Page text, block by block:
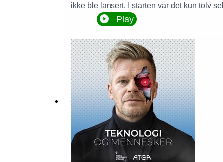
ikke ble lansert. I starten var det kun tolv
Anthropic Claude Fable 5, som er
bare to dager. I denne episoden tar vi
er Ulf Rasmussen, teknisk leder i Palo
episoden:Claude Mythos: Hva er det, og
patching og månedlige oppdateringer ikke
og hvorfor plattformisering er nødvendig
Play